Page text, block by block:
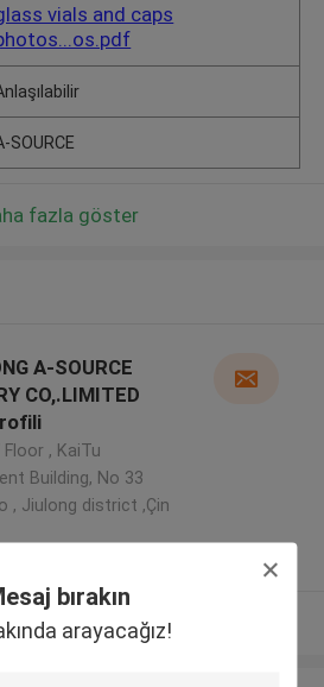
bırakın
arayacağız!
vials and caps
SOURCE
fazla göster
A-SOURCE
CO,.LIMITED
Floor , KaiTu
Building, No 33
, Jiulong district ,Çin
fazla göster